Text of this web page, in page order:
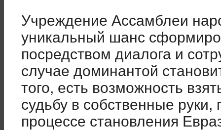
Учреждение Ассамблеи
уникальный шанс
посредством диалога и
случае доминантой
того, есть возможность
судьбу в собственные руки,
процессе становления